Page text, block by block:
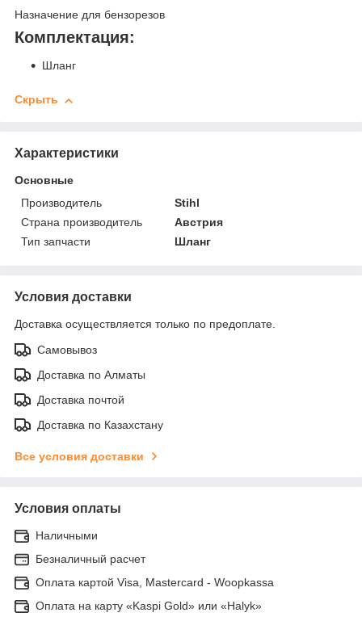
Назначение для бензорезов
Комплектация:
Шланг
Скрыть
Характеристики
Основные
Производитель
Stihl
Страна производитель
Австрия
Тип запчасти
Шланг
Условия доставки
Доставка осуществляется только по предоплате.
Самовывоз
Доставка по Алматы
Доставка почтой
Доставка по Казахстану
Все условия доставки
Условия оплаты
Наличными
Безналичный расчет
Оплата картой Visa, Mastercard - Woopkassa
Оплата на карту «Kaspi Gold» или «Halyk»